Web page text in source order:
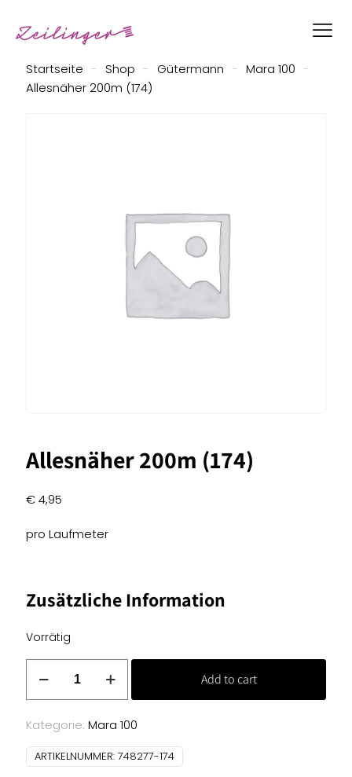
Startseite - Shop - Gütermann - Mara 100 -
Allesnäher 200m (174)
Allesnäher 200m (174)
€4,95
pro Laufmeter
Zusätzliche Information
Vorrätig
(174)
Menge
Add to cart
Kategorie: Mara 100
ARTIKELNUMMER: 748277-174